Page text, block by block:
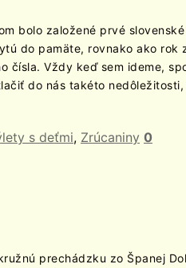
bolo založené prvé
do pamäte, rovnako ako rok
čísla. Vždy keď sem ideme,
do nás takéto
s deťmi, Zrúcaniny 0
prechádzku zo Španej